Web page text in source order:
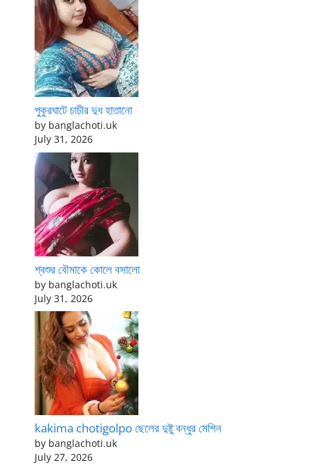
পুকুরঘাটে চাচীর দুধ হাতানো
by banglachoti.uk
July 31, 2026
শ্বশুর বৌমাকে কোলে বসালো
by banglachoti.uk
July 31, 2026
kakima chotigolpo ছেলের দুষ্টু বন্ধুর মেশিন
by banglachoti.uk
July 27, 2026